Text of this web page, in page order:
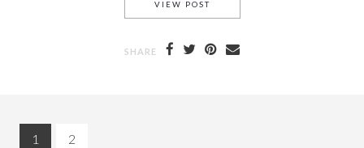
VIEW POST
SHARE
1 2